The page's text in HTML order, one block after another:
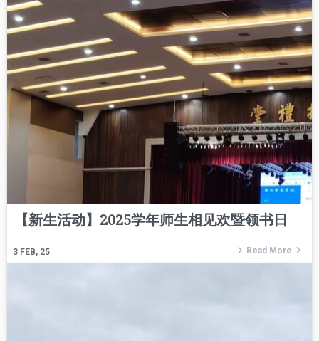
【新生活动】2025学年师生相见欢暨领书日
3 FEB, 25 Read More